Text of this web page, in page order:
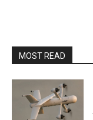
MOST READ